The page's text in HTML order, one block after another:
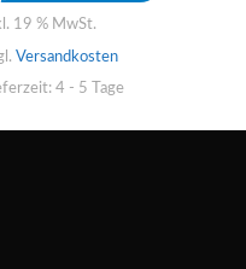
19 % MwSt.
Versandkosten
4 - 5 Tage